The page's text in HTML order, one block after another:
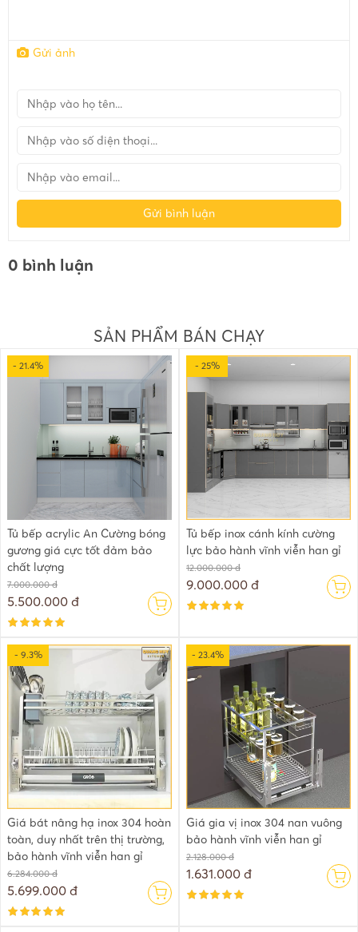
Gửi ảnh
Gửi bình luận
0 bình luận
SẢN PHẨM BÁN CHẠY
- 21.4%
Tủ bếp acrylic An Cường bóng
gương giá cực tốt đảm bảo
chất lượng
7.000.000 đ
5.500.000 đ
- 25%
Tủ bếp inox cánh kính cường
lực bảo hành vĩnh viễn han gỉ
12.000.000 đ
9.000.000 đ
- 9.3%
Giá bát nâng hạ inox 304 hoàn
toàn, duy nhất trên thị trường,
bảo hành vĩnh viễn han gỉ
6.284.000 đ
5.699.000 đ
- 23.4%
Giá gia vị inox 304 nan vuông
bảo hành vĩnh viễn han gỉ
2.128.000 đ
1.631.000 đ